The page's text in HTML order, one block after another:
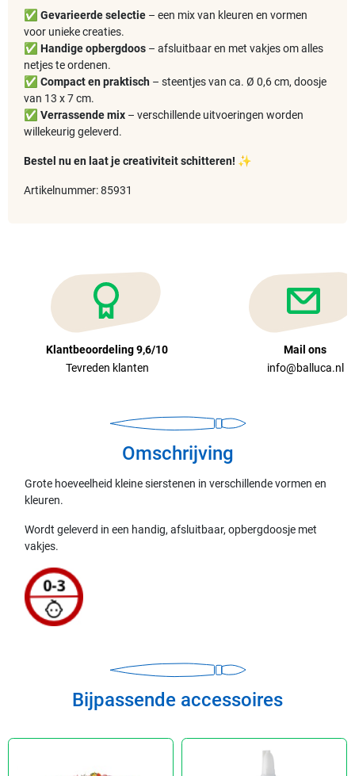
✅ Gevarieerde selectie – een mix van kleuren en vormen
voor unieke creaties.
✅ Handige opbergdoos – afsluitbaar en met vakjes om alles
netjes te ordenen.
✅ Compact en praktisch – steentjes van ca. Ø 0,6 cm, doosje
van 13 x 7 cm.
✅ Verrassende mix – verschillende uitvoeringen worden
willekeurig geleverd.
Bestel nu en laat je creativiteit schitteren! ✨
Artikelnummer: 85931
Klantbeoordeling 9,6/10
Tevreden klanten
Mail ons
info@balluca.nl
Omschrijving
Grote hoeveelheid kleine sierstenen in verschillende vormen en
kleuren.
Wordt geleverd in een handig, afsluitbaar, opbergdoosje met
vakjes.
Bijpassende accessoires